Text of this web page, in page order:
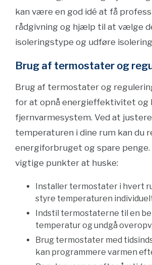
kan være en god idé at få
rådgivning og hjælp til at vælge
isoleringstype og udføre
Brug af termostater og
Brug af termostater og
for at opnå energieffektivitet og
fjernvarmesystem. Ved at justere
temperaturen i dine rum kan du
energiforbruget og spare penge.
vigtige punkter at huske:
Installer termostater i hvert
styre temperaturen
Indstil termostaterne til en
temperatur og undgå
Brug termostater med
kan programmere varmen